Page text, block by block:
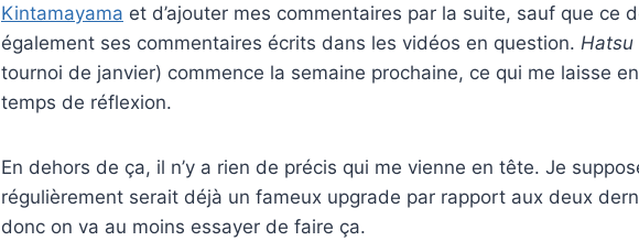
Kintamayama et d’ajouter mes commentaires par la suite, sauf que ce
également ses commentaires écrits dans les vidéos en question. Hatsu
tournoi de janvier) commence la semaine prochaine, ce qui me laisse
temps de réflexion.
En dehors de ça, il n’y a rien de précis qui me vienne en tête. Je
régulièrement serait déjà un fameux upgrade par rapport aux deux
donc on va au moins essayer de faire ça.